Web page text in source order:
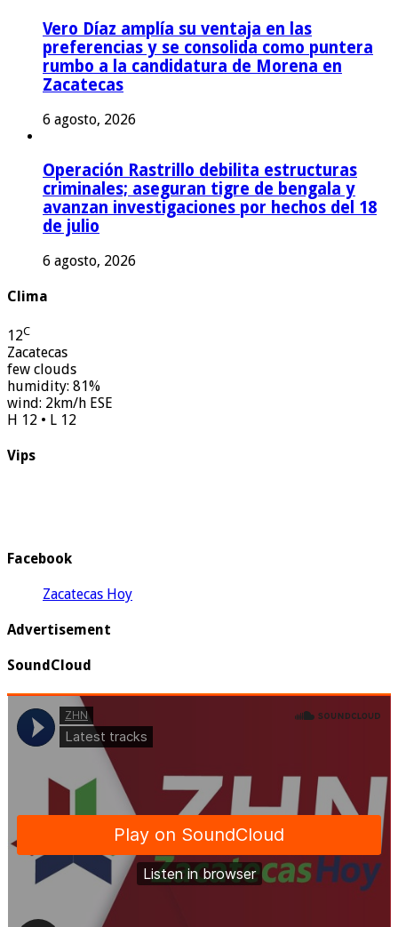
Vero Díaz amplía su ventaja en las
preferencias y se consolida como puntera
rumbo a la candidatura de Morena en
Zacatecas
6 agosto, 2026
Operación Rastrillo debilita estructuras
criminales; aseguran tigre de bengala y
avanzan investigaciones por hechos del 18
de julio
6 agosto, 2026
Clima
12C
Zacatecas
few clouds
humidity: 81%
wind: 2km/h ESE
H 12 • L 12
Vips
Facebook
Zacatecas Hoy
Advertisement
SoundCloud